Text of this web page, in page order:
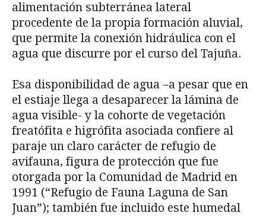
alimentación subterránea lateral
procedente de la propia formación aluvial,
que permite la conexión hidráulica con el
agua que discurre por el curso del Tajuña.
Esa disponibilidad de agua –a pesar que en
el estiaje llega a desaparecer la lámina de
agua visible- y la cohorte de vegetación
freatófita e higrófita asociada confiere al
paraje un claro carácter de refugio de
avifauna, figura de protección que fue
otorgada por la Comunidad de Madrid en
1991 (“Refugio de Fauna Laguna de San
Juan”); también fue incluido este humedal